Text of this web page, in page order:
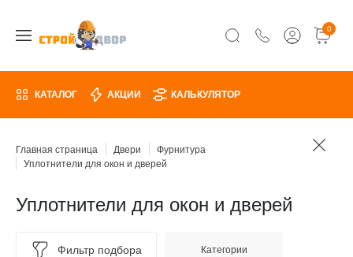
0
КАТАЛОГ АКЦИИ КАЛЬКУЛЯТОР
Главная страница Двери
Фурнитура
Уплотнители для окон и дверей
Уплотнители для окон и дверей
Фильтр подбора Категории